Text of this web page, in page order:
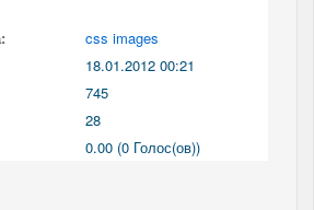
css images
18.01.2012 00:21
745
28
0.00 (0 Голос(ов))